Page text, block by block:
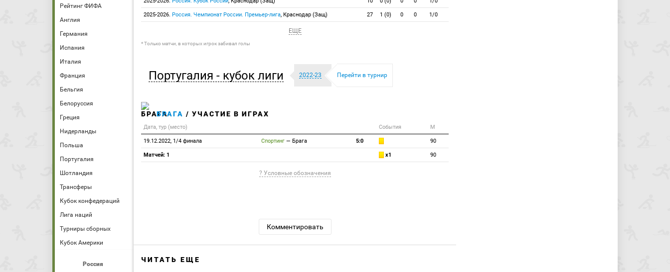
Рейтинг ФИФА
Англия
Германия
Испания
Италия
Франция
Бельгия
Белоруссия
Греция
Нидерланды
Польша
Португалия
Шотландия
Трансферы
Кубок конфедераций
Лига наций
Турниры сборных
Кубок Америки
Россия
2025-2026. Россия. Чемпионат России. Премьер-лига, Краснодар (Защ) 27 1 (0) 0 0 1/0
ЕЩЕ
* Только матчи, в которых игрок забивал голы
Португалия - кубок лиги 2022-23 Перейти в турнир
БРАГА / УЧАСТИЕ В ИГРАХ
Дата, тур (место) События М
19.12.2022, 1/4 финала Спортинг — Брага 5:0 90
Матчей: 1 x1 90
? Условные обозначения
Комментировать
ЧИТАТЬ ЕЩЕ